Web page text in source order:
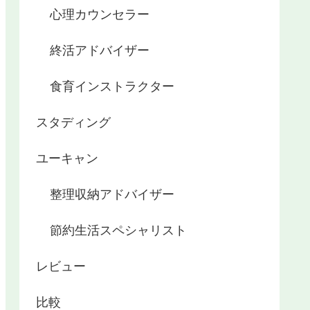
心理カウンセラー
終活アドバイザー
食育インストラクター
スタディング
ユーキャン
整理収納アドバイザー
節約生活スペシャリスト
レビュー
比較